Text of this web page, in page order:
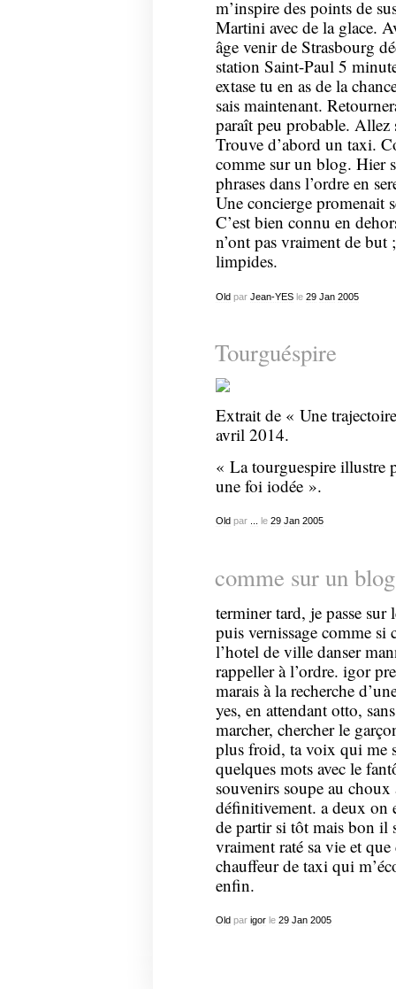
m’inspire des points de
Martini avec de la glace.
âge venir de Strasbourg
station Saint-Paul 5
extase tu en as de la
sais maintenant.
paraît peu probable. Allez
Trouve d’abord un taxi.
comme sur un blog. Hier
phrases dans l’ordre en
Une concierge promenait
C’est bien connu en
n’ont pas vraiment de but
limpides.
Oldpar Jean-YESle 29 Jan 2005
Tourguéspire
Extrait de « Une
avril 2014.
« La tourguespire illustre
une foi iodée ».
Old par le 29 Jan 2005
comme sur un
terminer tard, je passe sur
puis vernissage comme si
l’hotel de ville danser
rappeller à l’ordre. igor
marais à la recherche
yes, en attendant otto,
marcher, chercher le
plus froid, ta voix qui me
quelques mots avec le
souvenirs soupe au
définitivement. a deux on
de partir si tôt mais bon il
vraiment raté sa vie et
chauffeur de taxi qui
enfin.
Old par igorle 29 Jan 2005